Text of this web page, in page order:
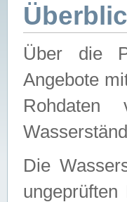
Über die
Angebote
Rohdaten
Die